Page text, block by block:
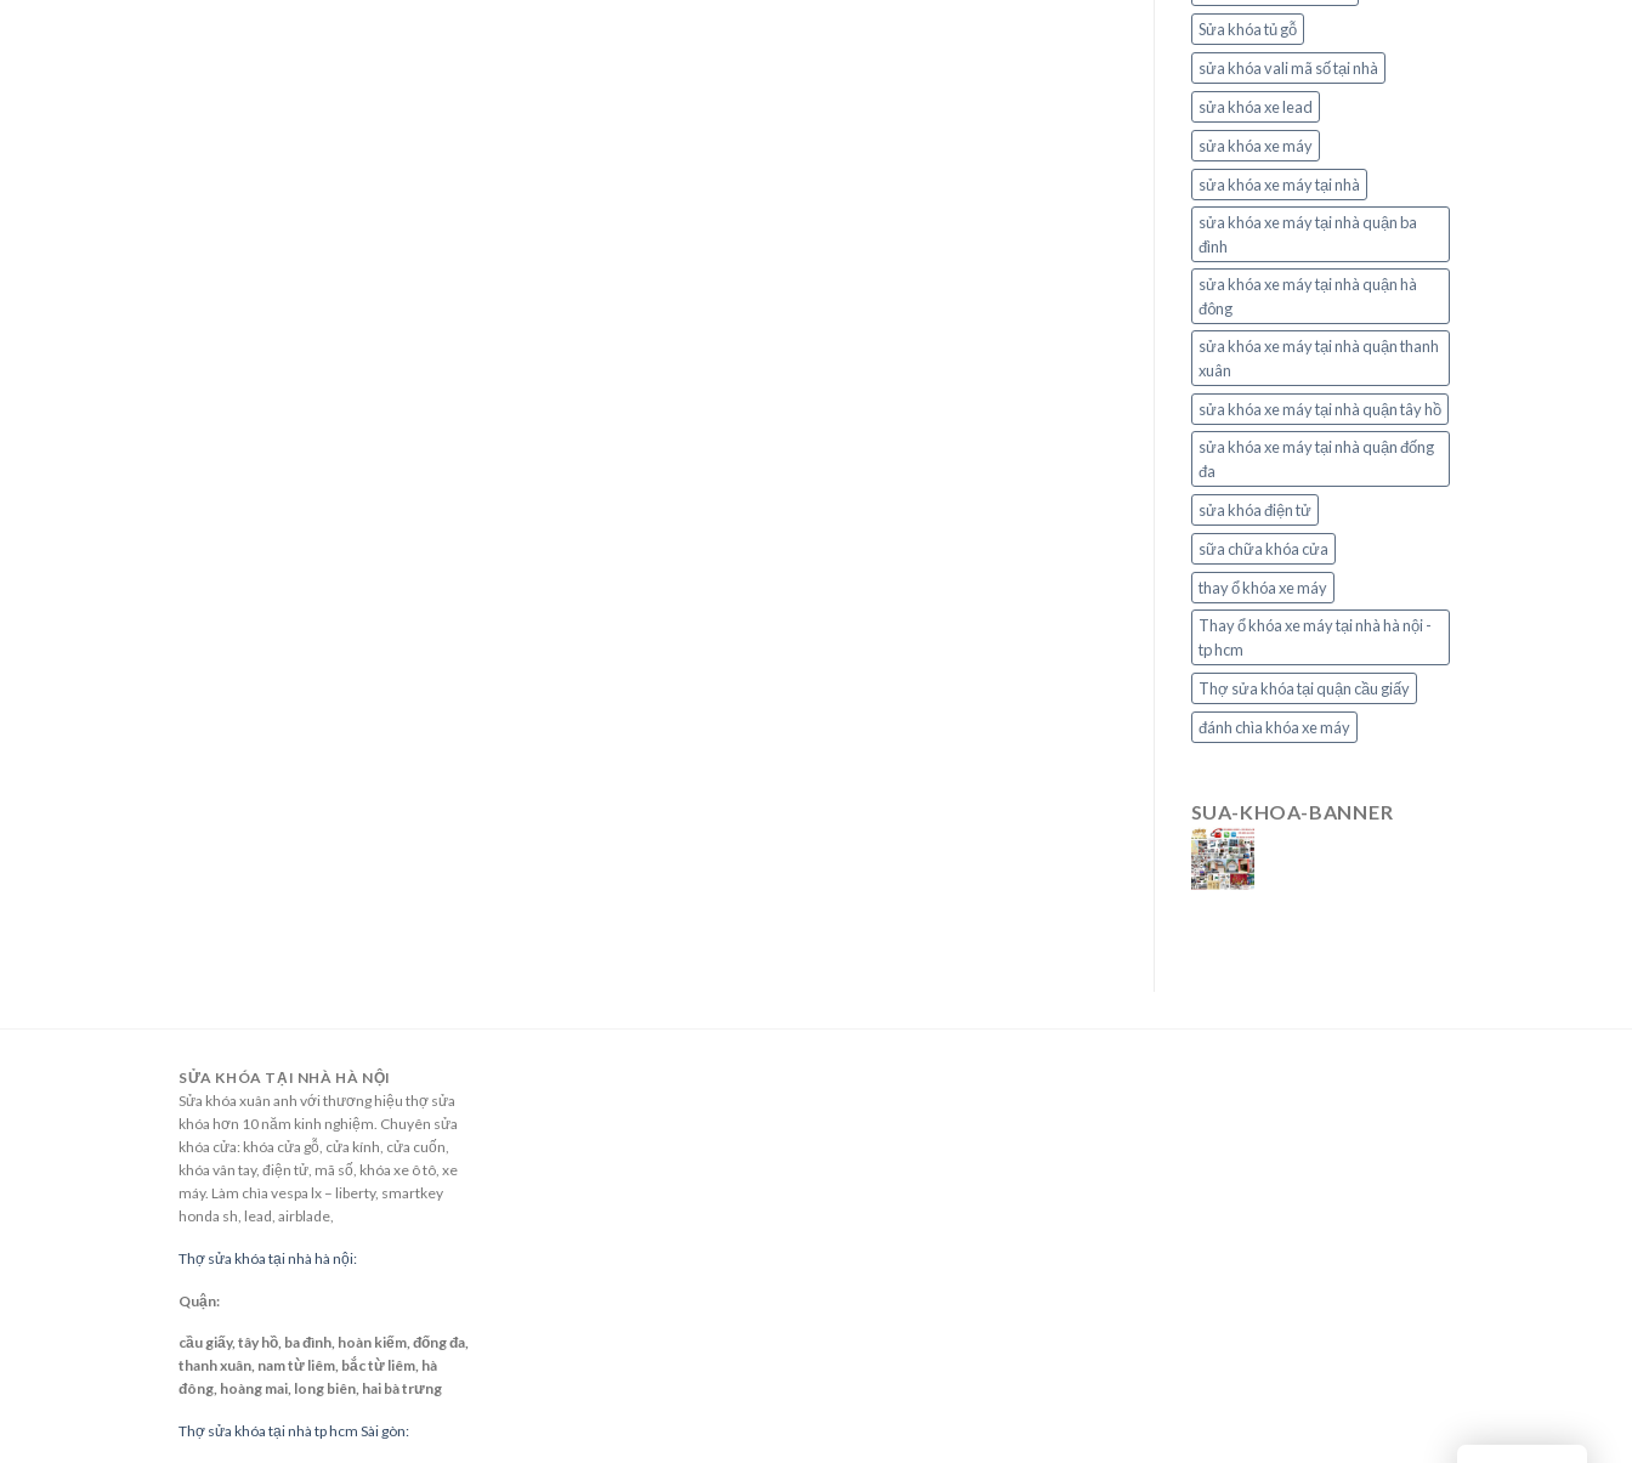
Sửa khóa tủ gỗ
sửa khóa vali mã số tại nhà
sửa khóa xe lead
sửa khóa xe máy
sửa khóa xe máy tại nhà
sửa khóa xe máy tại nhà quận ba
đình
sửa khóa xe máy tại nhà quận hà
đông
sửa khóa xe máy tại nhà quận thanh
xuân
sửa khóa xe máy tại nhà quận tây hồ
sửa khóa xe máy tại nhà quận đống
đa
sửa khóa điện tử
sữa chữa khóa cửa
thay ổ khóa xe máy
Thay ổ khóa xe máy tại nhà hà nội -
tp hcm
Thợ sửa khóa tại quận cầu giấy
đánh chìa khóa xe máy
SUA-KHOA-BANNER
SỬA KHÓA TẠI NHÀ HÀ NỘI
Sửa khóa xuân anh với thương hiệu thợ sửa
khóa hơn 10 năm kinh nghiệm. Chuyên sửa
khóa cửa: khóa cửa gỗ, cửa kính, cửa cuốn,
khóa vân tay, điện tử, mã số, khóa xe ô tô, xe
máy. Làm chìa vespa lx – liberty, smartkey
honda sh, lead, airblade,
Thợ sửa khóa tại nhà hà nội:
Quận:
cầu giấy, tây hồ, ba đình, hoàn kiếm, đống đa,
thanh xuân, nam từ liêm, bắc từ liêm, hà
đông, hoàng mai, long biên, hai bà trưng
Thợ sửa khóa tại nhà tp hcm Sài gòn: